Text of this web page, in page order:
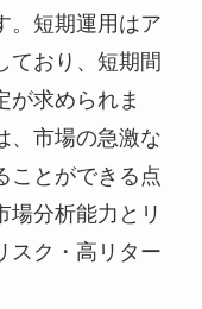
。短期運用はア
ており、短期間
が求められま
、市場の急激な
ことができる点
場分析能力とリ
スク・高リター